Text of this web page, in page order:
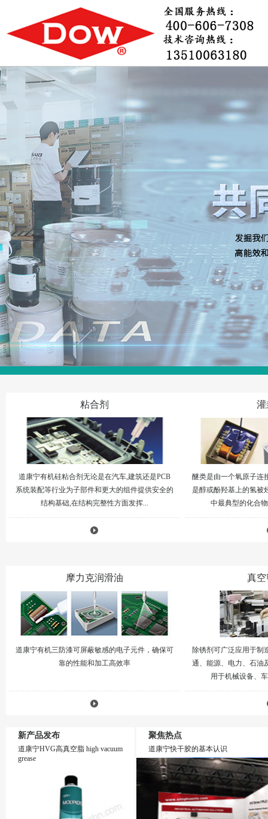
粘合剂
道康宁有机硅粘合剂无论是在汽车,建筑还是PCB
系统装配等行业为子部件和更大的组件提供安全的
结构基础,在结构完整性方面发挥...
灌
醚类是由一个氧原子连
是醇或酚羟基上的氢被
中最典型的化合
摩力克润滑油
道康宁有机三防漆可屏蔽敏感的电子元件，确保可
靠的性能和加工高效率
真空
除锈剂可广泛应用于制
通、能源、电力、石油
用于机械设备、
新产品发布
道康宁HVG高真空脂 high vacuum
grease
聚焦热点
道康宁快干胶的基本认识